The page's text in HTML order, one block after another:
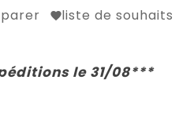
liste de souhaits
le 31/08***